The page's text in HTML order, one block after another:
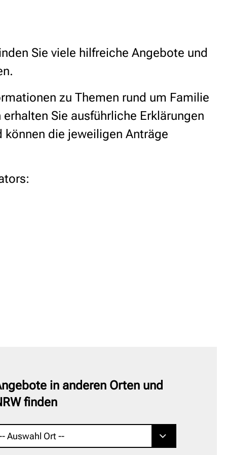
Sie viele hilfreiche Angebote und
zu Themen rund um Familie
Sie ausführliche Erklärungen
die jeweiligen Anträge
in anderen Orten und
finden